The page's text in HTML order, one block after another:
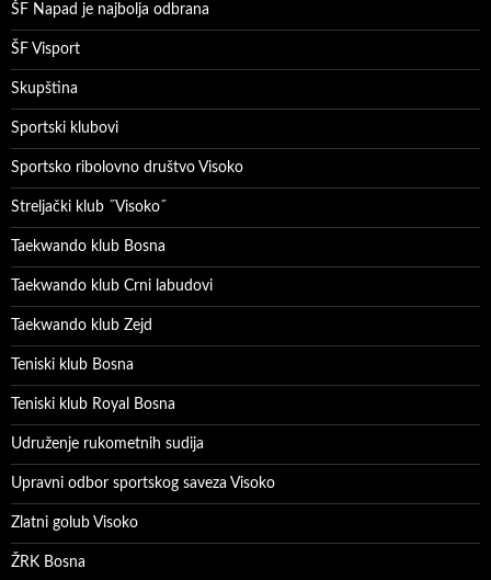
ŠF Napad je najbolja odbrana
ŠF Visport
Skupština
Sportski klubovi
Sportsko ribolovno društvo Visoko
Streljački klub ˝Visoko˝
Taekwando klub Bosna
Taekwando klub Crni labudovi
Taekwando klub Zejd
Teniski klub Bosna
Teniski klub Royal Bosna
Udruženje rukometnih sudija
Upravni odbor sportskog saveza Visoko
Zlatni golub Visoko
ŽRK Bosna